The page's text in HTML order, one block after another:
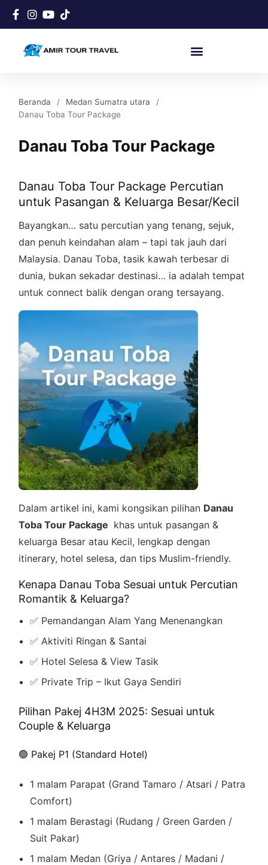
Beranda
Medan Sumatra utara
Danau Toba Tour Package
Danau Toba Tour Package
Danau Toba Tour Package Percutian
untuk Pasangan & Keluarga Besar/Kecil
Bayangkan… satu percutian yang tenang, sejuk,
dan penuh keindahan alam – tapi tak jauh dari
Malaysia. Danau Toba, tasik kawah terbesar di
dunia, bukan sekadar destinasi… ia adalah tempat
untuk connect balik dengan orang tersayang.
Dalam artikel ini, kami kongsikan pilihan Danau
Toba Tour Package khas untuk pasangan &
keluarga Besar atau Kecil, lengkap dengan
itinerary, hotel selesa, dan tips Muslim-friendly.
Kenapa Danau Toba Sesuai untuk Percutian
Romantik & Keluarga?
✅ Pemandangan Alam Yang Menenangkan
✅ Aktiviti Ringan & Santai
✅ Hotel Selesa & View Tasik
✅ Private Trip – Ikut Gaya Sendiri
Pilihan Pakej 4H3M 2025: Sesuai untuk
Couple & Keluarga
🟢 Pakej P1 (Standard Hotel)
1 malam Parapat (Grand Tamaro / Atsari / Patra
Comfort)
1 malam Berastagi (Rudang / Green Garden /
Suit Pakar)
1 malam Medan (Griya / Antares / Madani /